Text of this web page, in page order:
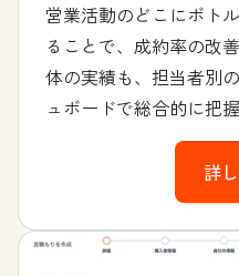
営業活動のどこにボト
ることで、成約率の改
体の実績も、担当者別
ュボードで総合的に把
詳